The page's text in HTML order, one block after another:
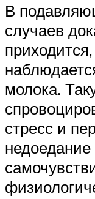
В
случаев
молока.
стресс и